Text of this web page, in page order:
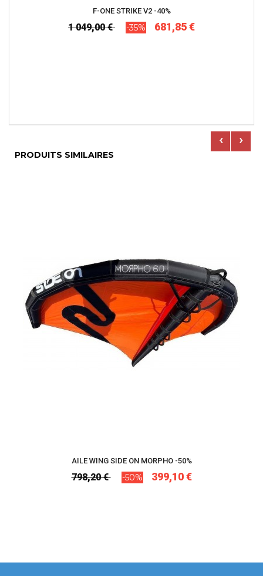
F-ONE STRIKE V2 -40%
1 049,00 € -35% 681,85 €
PRODUITS SIMILAIRES
‹ ›
AILE WING SIDE ON MORPHO -50%
798,20 € -50% 399,10 €